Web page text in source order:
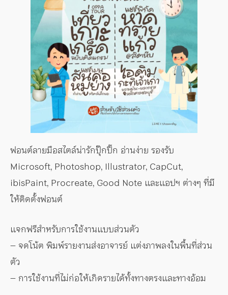
ฟอนต์ลายมือสไตล์น่ารักปุ๊กปิ๊ก อ่านง่าย รองรับ
Microsoft, Photoshop, Illustrator, CapCut,
ibisPaint, Procreate, Good Note และแอปฯ ต่างๆ ที่มี
ให้ติดตั้งฟอนต์
แจกฟรีสำหรับการใช้งานแบบส่วนตัว
– จดโน้ต พิมพ์รายงานส่งอาจารย์ แต่งภาพลงในพื้นที่ส่วน
ตัว
– การใช้งานที่ไม่ก่อให้เกิดรายได้ทั้งทางตรงและทางอ้อม